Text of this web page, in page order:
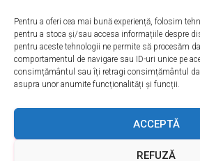
Pentru a oferi cea mai bună experiență, folosim
pentru a stoca și/sau accesa informațiile despre
pentru aceste tehnologii ne permite să procesăm
comportamentul de navigare sau ID-uri unice pe
consimțământul sau îți retragi consimțământul dat
asupra unor anumite funcționalități și funcții.
ACCEPTĂ
REFUZĂ
sa faceti este sa ne sunati va oferim
Citește mai mult
DESPRE NOI SERVICII
GDPR